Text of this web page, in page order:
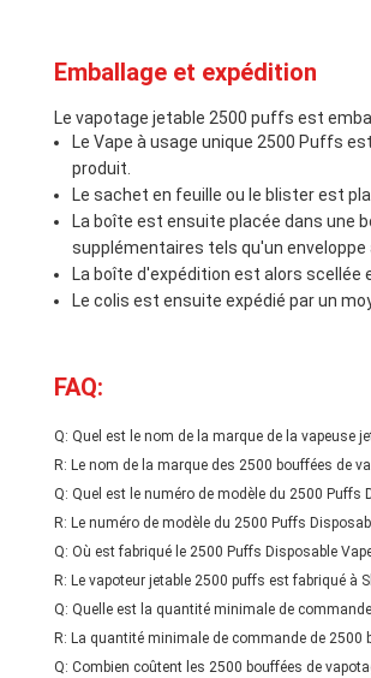
Emballage et expédition
Le vapotage jetable 2500 puffs est
Le Vape à usage unique 2500 Puffs
produit.
Le sachet en feuille ou le blister est
La boîte est ensuite placée dans une
supplémentaires tels qu'un enveloppe
La boîte d'expédition est alors
Le colis est ensuite expédié par un
FAQ:
Q: Quel est le nom de la marque de la vapeuse
R: Le nom de la marque des 2500 bouffées de
Q: Quel est le numéro de modèle du 2500 Puffs
R: Le numéro de modèle du 2500 Puffs
Q: Où est fabriqué le 2500 Puffs Disposable
R: Le vapoteur jetable 2500 puffs est fabriqué à
Q: Quelle est la quantité minimale de
R: La quantité minimale de commande de 2500
Q: Combien coûtent les 2500 bouffées de